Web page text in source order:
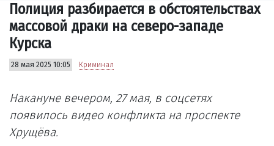
Полиция разбирается в обстоятельствах
массовой драки на северо-западе
Курска
28 мая 2025 10:05 Криминал
Накануне вечером, 27 мая, в соцсетях
появилось видео конфликта на проспекте
Хрущёва.